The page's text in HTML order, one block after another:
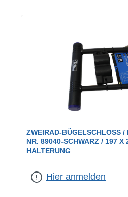
ZWEIRAD-BÜGELSCHLOSS /
NR. 89040-SCHWARZ / 197 X
HALTERUNG
Hier anmelden